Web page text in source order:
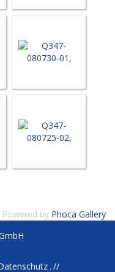
Powered by Phoca Gallery
//